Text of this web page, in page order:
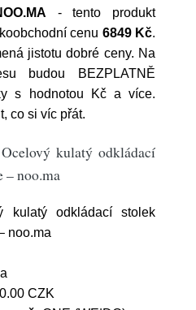
- tento produkt
cenu 6849 Kč.
jistotu dobré ceny. Na
budou BEZPLATNĚ
s hodnotou Kč a více.
co si víc přát.
kulatý odkládací
– noo.ma
kulatý odkládací stolek
noo.ma
0.00 CZK